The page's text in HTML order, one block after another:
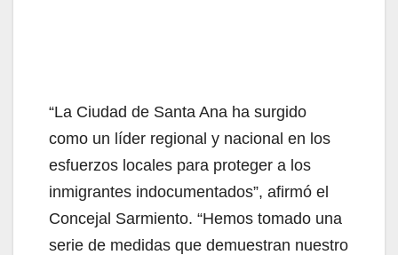
“La Ciudad de Santa Ana ha surgido
como un líder regional y nacional en los
esfuerzos locales para proteger a los
inmigrantes indocumentados”, afirmó el
Concejal Sarmiento. “Hemos tomado una
serie de medidas que demuestran nuestro